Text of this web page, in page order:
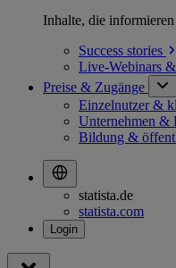
Inhalte, die
Success stories
Live-Webinars &
Preise & Zugänge
Einzelnutzer &
Unternehmen &
Bildung &
statista.de
statista.com